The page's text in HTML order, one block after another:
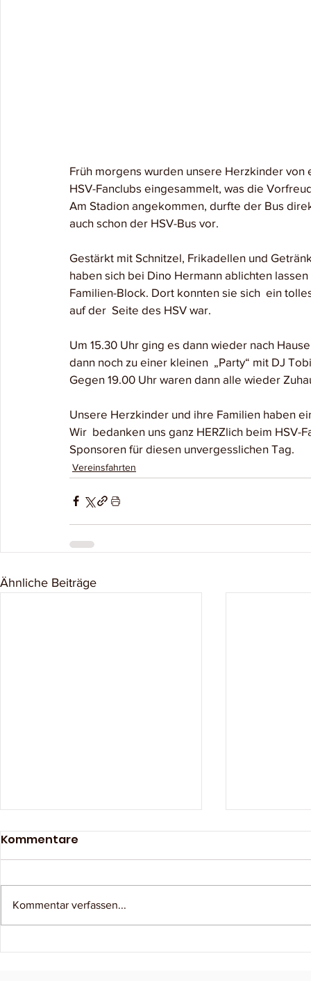
Früh morgens wurden unsere Herzkinder
HSV-Fanclubs eingesammelt, was die
Am Stadion angekommen, durfte der Bus
auch schon der HSV-Bus vor.
Gestärkt mit Schnitzel, Frikadellen und
haben sich bei Dino Hermann ablichten
Familien-Block. Dort konnten sie sich  ein
auf der  Seite des HSV war.
Um 15.30 Uhr ging es dann wieder nach
dann noch zu einer kleinen  „Party“ mit DJ
Gegen 19.00 Uhr waren dann alle wieder
Unsere Herzkinder und ihre Familien haben
Wir  bedanken uns ganz HERZlich beim HSV-
Sponsoren für diesen unvergesslichen Tag.
Vereinsfahrten
Ähnliche Beiträge
Ein unvergessliches
Kommentare
Kommentar verfassen...